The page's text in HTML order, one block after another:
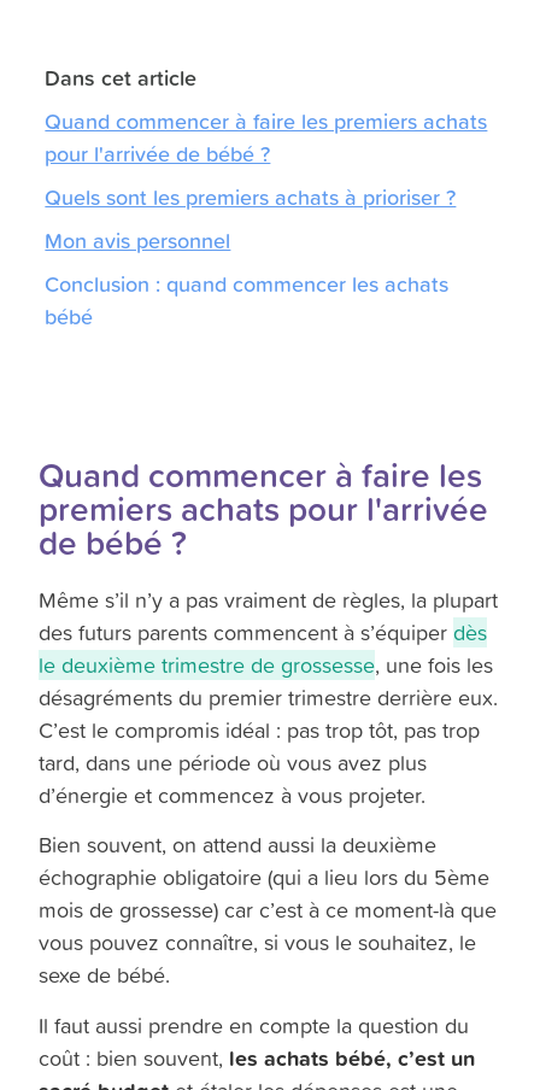
Dans cet article
Quand commencer à faire les premiers achats
pour l'arrivée de bébé ?
Quels sont les premiers achats à prioriser ?
Mon avis personnel
Conclusion : quand commencer les achats
bébé
Quand commencer à faire les
premiers achats pour l'arrivée
de bébé ?
Même s’il n’y a pas vraiment de règles, la plupart
des futurs parents commencent à s’équiperdès
le deuxième trimestre de grossesse, une fois les
désagréments du premier trimestre derrière eux.
C’est le compromis idéal : pas trop tôt, pas trop
tard, dans une période où vous avez plus
d’énergie et commencez à vous projeter.
Bien souvent, on attend aussi la deuxième
échographie obligatoire (qui a lieu lors du 5ème
mois de grossesse) car c’est à ce moment-là que
vous pouvez connaître, si vous le souhaitez, le
sexe de bébé.
Il faut aussi prendre en compte la question du
coût : bien souvent, les achats bébé, c’est un